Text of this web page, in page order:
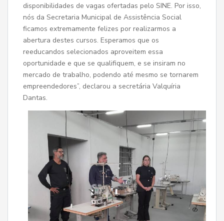
disponibilidades de vagas ofertadas pelo SINE. Por isso,
nós da Secretaria Municipal de Assistência Social
ficamos extremamente felizes por realizarmos a
abertura destes cursos. Esperamos que os
reeducandos selecionados aproveitem essa
oportunidade e que se qualifiquem, e se insiram no
mercado de trabalho, podendo até mesmo se tornarem
empreendedores”, declarou a secretária Valquíria
Dantas.